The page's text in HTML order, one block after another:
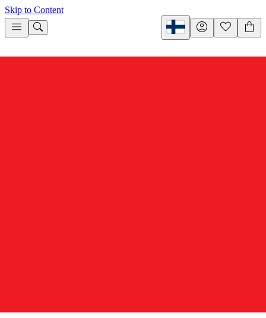
Skip to Content